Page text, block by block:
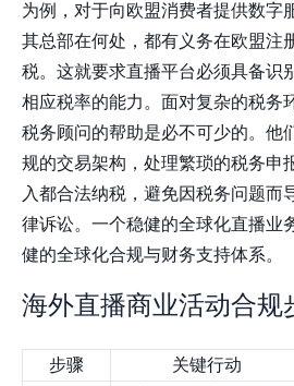
为例，对于向欧盟消费者提供数字
其总部在何处，都有义务在欧盟注
税。这就要求直播平台必须具备识
相应税率的能力。面对复杂的税务
税务顾问的帮助是必不可少的。他
规的交易架构，处理繁琐的税务申
入都合法纳税，避免因税务问题而
律诉讼。一个稳健的全球化直播业
健的全球化合规与财务支持体系。
海外直播商业活动合规
步骤 关键行动